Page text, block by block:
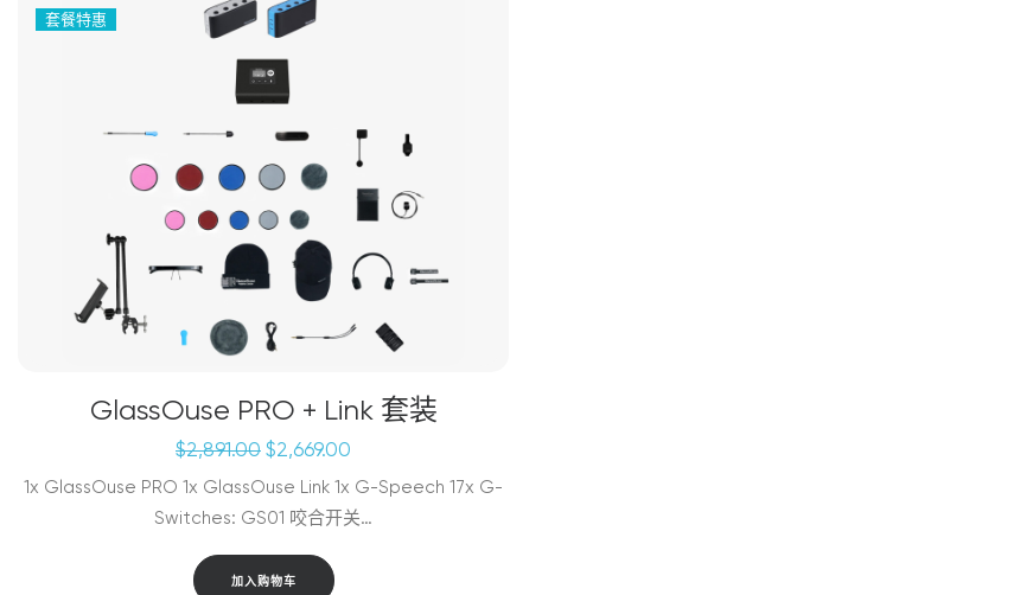
套餐特惠
GlassOuse PRO + Link 套装
$2,891.00 原
为：
$2,891.00。
$2,669.00
价
格
1x GlassOuse PRO 1x GlassOuse Link 1x G-Speech 17x G-
Switches: GS01 咬合开关…
加入购物车